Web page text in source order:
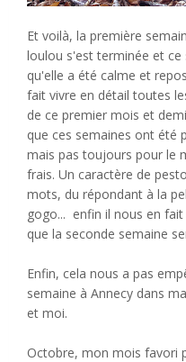
Et voilà, la première
loulou s'est terminée et
qu'elle a été calme et
fait vivre en détail toutes
de ce premier mois et
que ces semaines ont été
mais pas toujours pour le
frais. Un caractère de
mots, du répondant à la
gogo... enfin il nous en
que la seconde semaine
Enfin, cela nous a pas
semaine à Annecy dans
et moi.
Octobre, mon mois favori